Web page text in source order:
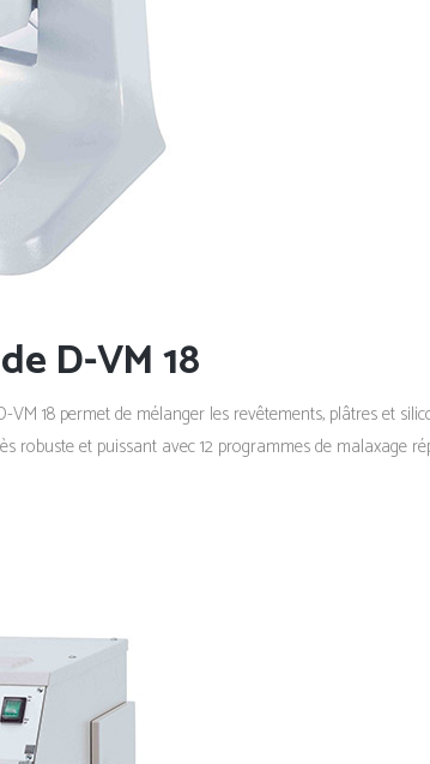
D-VM 18
18 permet de mélanger les revêtements, plâtres et
et puissant avec 12 programmes de malaxage